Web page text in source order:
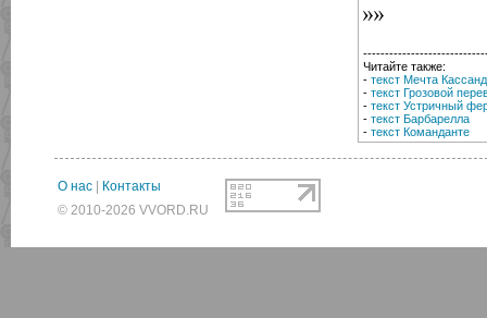
Читайте также:
- текст Мечта
- текст Грозовой
- текст Устричный
- текст Барбарелла
- текст Команданте
О нас
Контакты
© 2010-2026 VVORD.RU